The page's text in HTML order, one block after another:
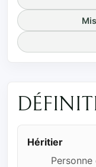
Héritier